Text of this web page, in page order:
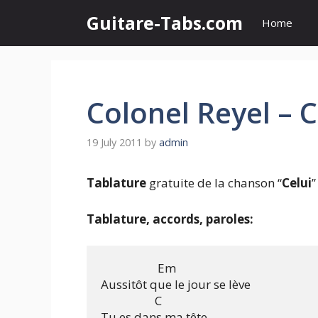
content
Guitare-Tabs.com Home
Colonel Reyel –
19 July 2011 by admin
Tablature gratuite de la chanson “Celui
Tablature, accords, paroles:
                    Em
Aussitôt que le jour se lève
                   C